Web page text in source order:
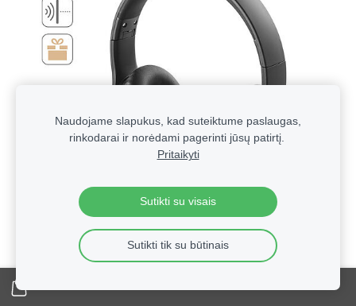
Technologinės verslo dovanos su logotipu | Reklaminė
Naudojame slapukus, kad suteiktume paslaugas,
rinkodarai ir norėdami pagerinti jūsų patirtį.
Pritaikyti
Sutikti su visais
Sutikti tik su būtinais